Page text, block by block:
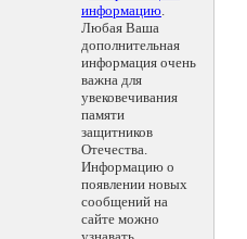
информацию.
Любая Ваша
дополнительная
информация очень
важна для
увековечивания
памяти
защитников
Отечества.
Информацию о
появлении новых
сообщений на
сайте можно